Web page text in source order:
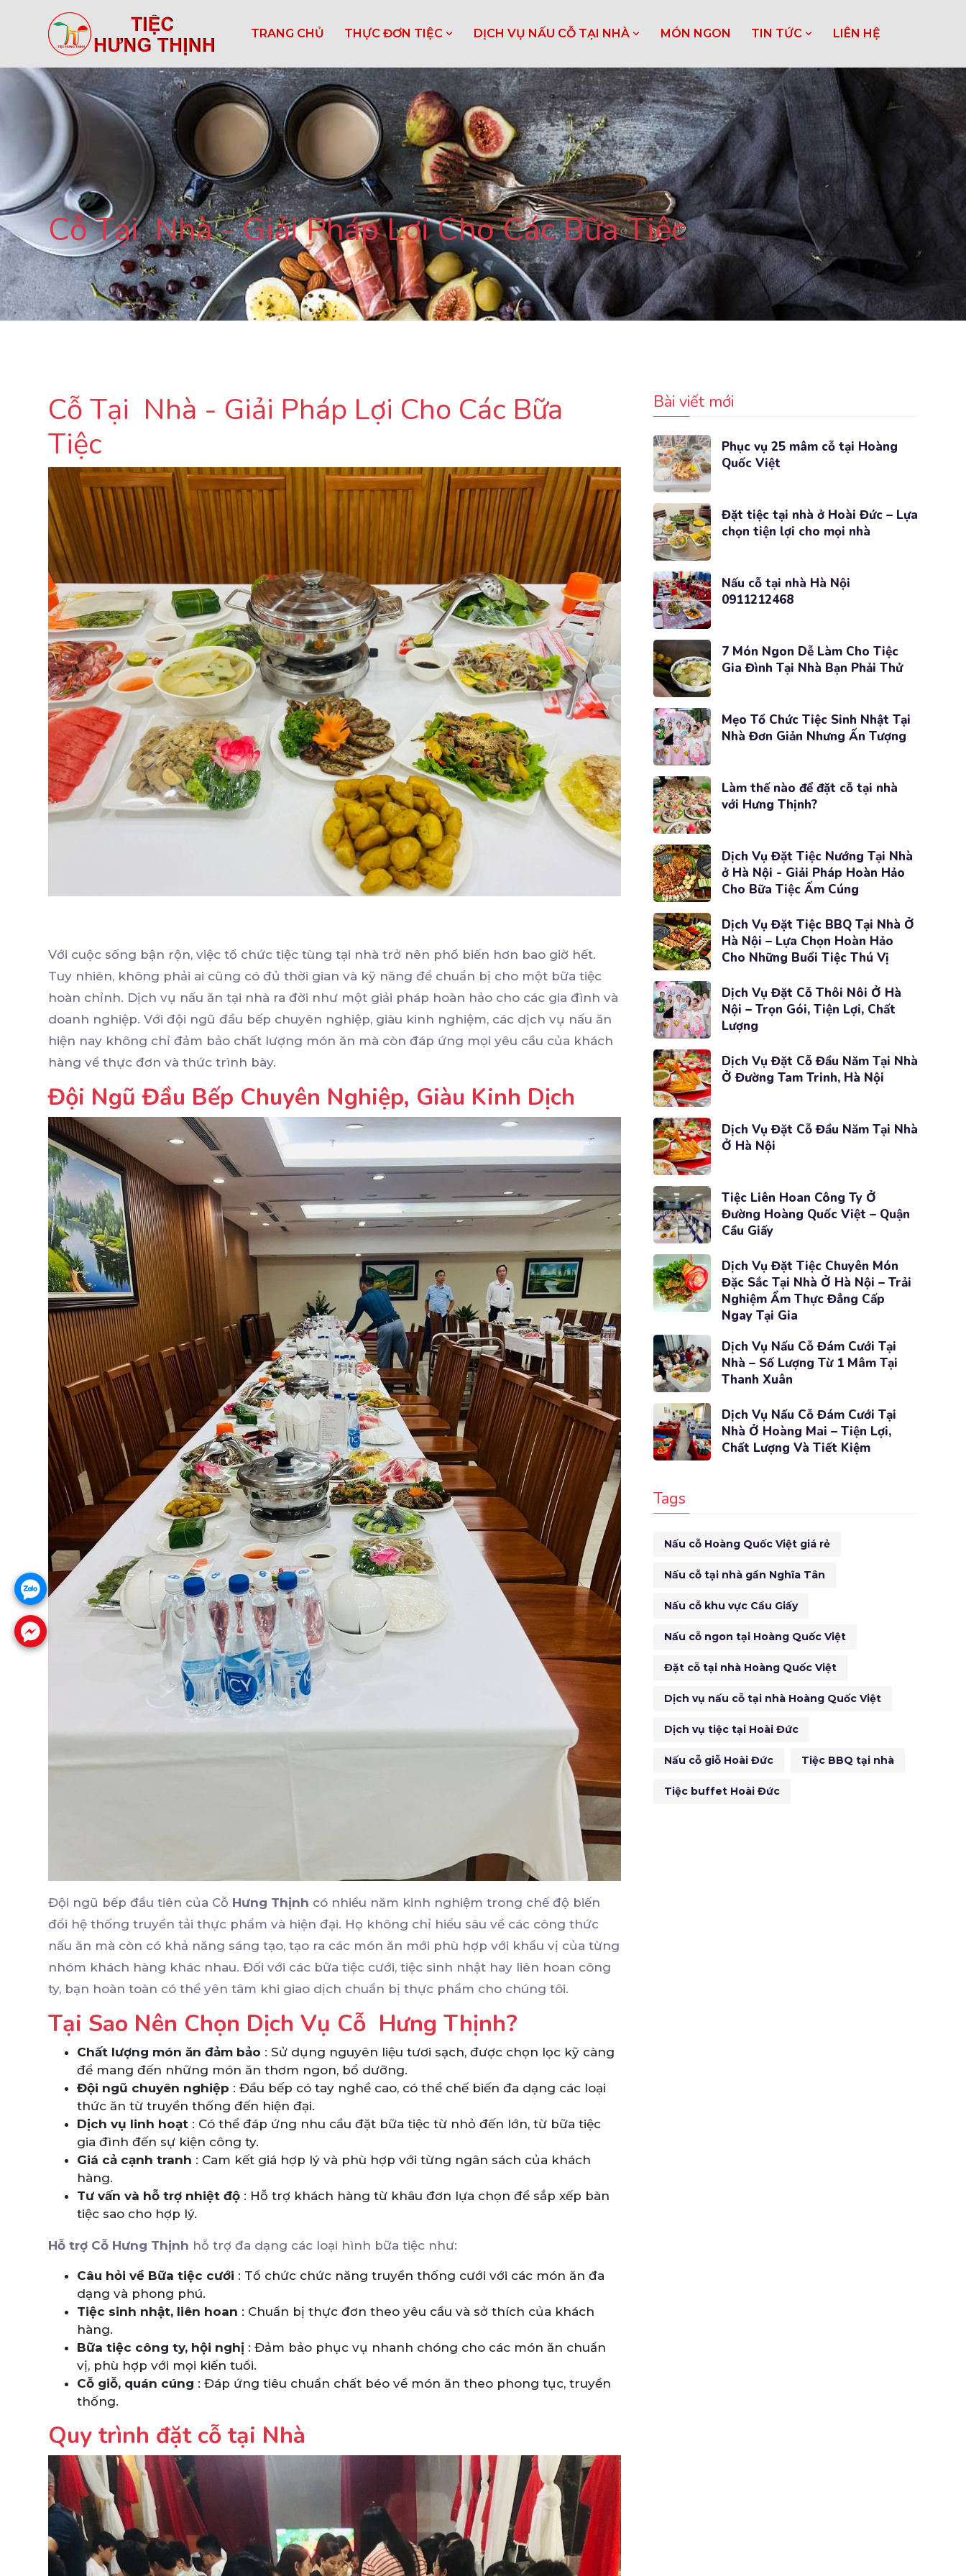
TRANG CHỦ THỰC ĐƠN TIỆC DỊCH VỤ NẤU CỖ TẠI NHÀ MÓN NGON TIN TỨC LIÊN HỆ
Cỗ Tại Nhà - Giải Pháp Lợi Cho Các Bữa Tiệc
Cỗ Tại Nhà - Giải Pháp Lợi Cho Các Bữa
Tiệc
Với cuộc sống bận rộn, việc tổ chức tiệc tùng tại nhà trở nên phổ biến hơn bao giờ hết.
Tuy nhiên, không phải ai cũng có đủ thời gian và kỹ năng để chuẩn bị cho một bữa tiệc
hoàn chỉnh. Dịch vụ nấu ăn tại nhà ra đời như một giải pháp hoàn hảo cho các gia đình và
doanh nghiệp. Với đội ngũ đầu bếp chuyên nghiệp, giàu kinh nghiệm, các dịch vụ nấu ăn
hiện nay không chỉ đảm bảo chất lượng món ăn mà còn đáp ứng mọi yêu cầu của khách
hàng về thực đơn và thức trình bày.
Đội Ngũ Đầu Bếp Chuyên Nghiệp, Giàu Kinh Dịch
Đội ngũ bếp đầu tiên của Cỗ Hưng Thịnh có nhiều năm kinh nghiệm trong chế độ biến
đổi hệ thống truyền tải thực phẩm và hiện đại. Họ không chỉ hiểu sâu về các công thức
nấu ăn mà còn có khả năng sáng tạo, tạo ra các món ăn mới phù hợp với khẩu vị của từng
nhóm khách hàng khác nhau. Đối với các bữa tiệc cưới, tiệc sinh nhật hay liên hoan công
ty, bạn hoàn toàn có thể yên tâm khi giao dịch chuẩn bị thực phẩm cho chúng tôi.
Tại Sao Nên Chọn Dịch Vụ Cỗ Hưng Thịnh?
Chất lượng món ăn đảm bảo : Sử dụng nguyên liệu tươi sạch, được chọn lọc kỹ càng
để mang đến những món ăn thơm ngon, bổ dưỡng.
Đội ngũ chuyên nghiệp : Đầu bếp có tay nghề cao, có thể chế biến đa dạng các loại
thức ăn từ truyền thống đến hiện đại.
Dịch vụ linh hoạt : Có thể đáp ứng nhu cầu đặt bữa tiệc từ nhỏ đến lớn, từ bữa tiệc
gia đình đến sự kiện công ty.
Giá cả cạnh tranh : Cam kết giá hợp lý và phù hợp với từng ngân sách của khách
hàng.
Tư vấn và hỗ trợ nhiệt độ : Hỗ trợ khách hàng từ khâu đơn lựa chọn để sắp xếp bàn
tiệc sao cho hợp lý.
Hỗ trợ Cỗ Hưng Thịnh hỗ trợ đa dạng các loại hình bữa tiệc như:
Câu hỏi về Bữa tiệc cưới : Tổ chức chức năng truyền thống cưới với các món ăn đa
dạng và phong phú.
Tiệc sinh nhật, liên hoan : Chuẩn bị thực đơn theo yêu cầu và sở thích của khách
hàng.
Bữa tiệc công ty, hội nghị : Đảm bảo phục vụ nhanh chóng cho các món ăn chuẩn
vị, phù hợp với mọi kiến ​​tuổi.
Cỗ giỗ, quán cúng : Đáp ứng tiêu chuẩn chất béo về món ăn theo phong tục, truyền
thống.
Quy trình đặt cỗ tại Nhà
Bài viết mới
Phục vụ 25 mâm cỗ tại Hoàng
Quốc Việt
Đặt tiệc tại nhà ở Hoài Đức – Lựa
chọn tiện lợi cho mọi nhà
Nấu cỗ tại nhà Hà Nội
0911212468
7 Món Ngon Dễ Làm Cho Tiệc
Gia Đình Tại Nhà Bạn Phải Thử
Mẹo Tổ Chức Tiệc Sinh Nhật Tại
Nhà Đơn Giản Nhưng Ấn Tượng
Làm thế nào để đặt cỗ tại nhà
với Hưng Thịnh?
Dịch Vụ Đặt Tiệc Nướng Tại Nhà
ở Hà Nội - Giải Pháp Hoàn Hảo
Cho Bữa Tiệc Ấm Cúng
Dịch Vụ Đặt Tiệc BBQ Tại Nhà Ở
Hà Nội – Lựa Chọn Hoàn Hảo
Cho Những Buổi Tiệc Thú Vị
Dịch Vụ Đặt Cỗ Thôi Nôi Ở Hà
Nội – Trọn Gói, Tiện Lợi, Chất
Lượng
Dịch Vụ Đặt Cỗ Đầu Năm Tại Nhà
Ở Đường Tam Trinh, Hà Nội
Dịch Vụ Đặt Cỗ Đầu Năm Tại Nhà
Ở Hà Nội
Tiệc Liên Hoan Công Ty Ở
Đường Hoàng Quốc Việt – Quận
Cầu Giấy
Dịch Vụ Đặt Tiệc Chuyên Món
Đặc Sắc Tại Nhà Ở Hà Nội – Trải
Nghiệm Ẩm Thực Đẳng Cấp
Ngay Tại Gia
Dịch Vụ Nấu Cỗ Đám Cưới Tại
Nhà – Số Lượng Từ 1 Mâm Tại
Thanh Xuân
Dịch Vụ Nấu Cỗ Đám Cưới Tại
Nhà Ở Hoàng Mai – Tiện Lợi,
Chất Lượng Và Tiết Kiệm
Tags
Nấu cỗ Hoàng Quốc Việt giá rẻ
Nấu cỗ tại nhà gần Nghĩa Tân
Nấu cỗ khu vực Cầu Giấy
Nấu cỗ ngon tại Hoàng Quốc Việt
Đặt cỗ tại nhà Hoàng Quốc Việt
Dịch vụ nấu cỗ tại nhà Hoàng Quốc Việt
Dịch vụ tiệc tại Hoài Đức
Nấu cỗ giỗ Hoài Đức Tiệc BBQ tại nhà
Tiệc buffet Hoài Đức